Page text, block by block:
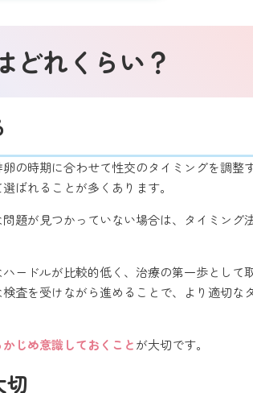
どれくらい？
の時期に合わせて性交のタイミングを調整
ばれることが多くあります。
題が見つかっていない場合は、タイミング
ドルが比較的低く、治療の第一歩として
査を受けながら進めることで、より適切な
じめ意識しておくことが大切です。
切